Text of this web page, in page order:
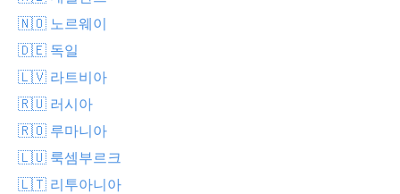
🇳🇴 노르웨이
🇩🇪 독일
🇱🇻 라트비아
🇷🇺 러시아
🇷🇴 루마니아
🇱🇺 룩셈부르크
🇱🇹 리투아니아